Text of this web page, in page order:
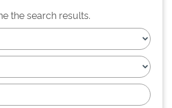
the search results.